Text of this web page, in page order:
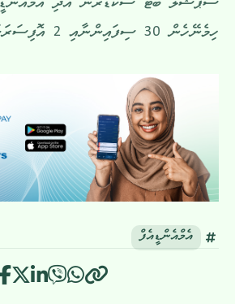
ސްޕެޝަލް ބޯޓް ސްކޮޑްރަން އަދި
ހިމެނޭހެން 30 ސިފައިންނާއި 2 އޮފިސަރަކު ބައިވެރިވެއެވެ.
އެމްއެންޑީއެފް